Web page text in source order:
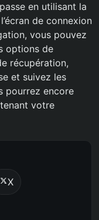
en utilisant la
de connexion
vous pouvez
options de
récupération,
et suivez les
pourrez encore
votre
X